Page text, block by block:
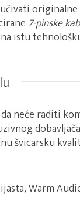
7-pinske
istu
neće raditi
švicarsku
Warm